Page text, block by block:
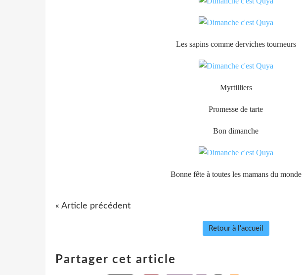
Les sapins comme derviches tourneurs
Myrtilliers
Promesse de tarte
Bon dimanche
Bonne fête à toutes les mamans du monde
« Article précédent
Retour à l'accueil
Partager cet article